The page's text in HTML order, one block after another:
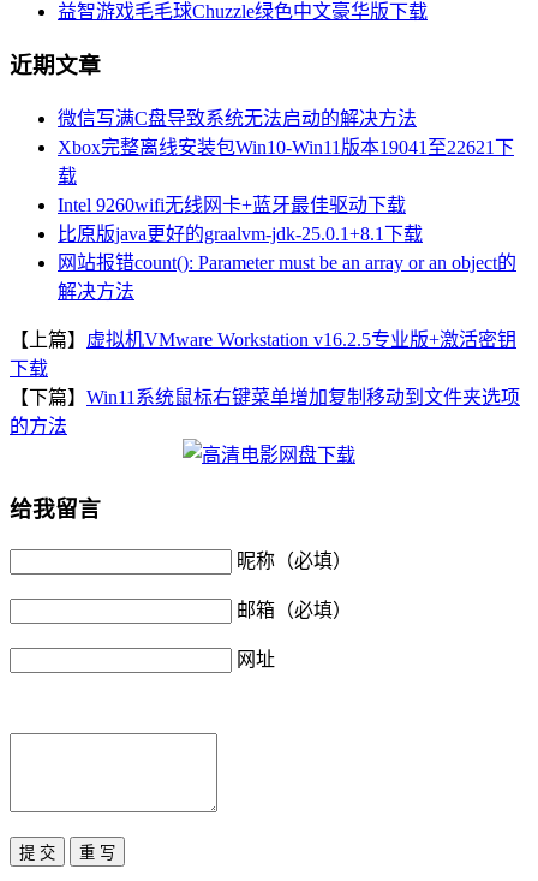
益智游戏毛毛球Chuzzle绿色中文豪华版下载
近期文章
微信写满C盘导致系统无法启动的解决方法
Xbox完整离线安装包Win10-Win11版本19041至22621下
载
Intel 9260wifi无线网卡+蓝牙最佳驱动下载
比原版java更好的graalvm-jdk-25.0.1+8.1下载
网站报错count(): Parameter must be an array or an object的
解决方法
【上篇】 虚拟机VMware Workstation v16.2.5专业版+激活密钥
下载
【下篇】 Win11系统鼠标右键菜单增加复制移动到文件夹选项
的方法
给我留言
昵称（必填）
邮箱（必填）
网址